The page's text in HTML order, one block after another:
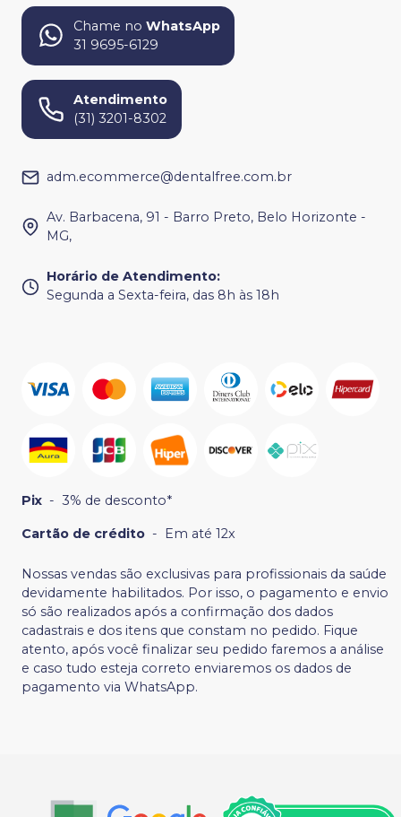
Chame no WhatsApp
31 9695-6129
Atendimento
(31) 3201-8302
adm.ecommerce@dentalfree.com.br
Av. Barbacena, 91 - Barro Preto, Belo Horizonte -
MG,
Horário de Atendimento:
Segunda a Sexta-feira, das 8h às 18h
Pix - 3% de desconto*
Cartão de crédito - Em até 12x
Nossas vendas são exclusivas para profissionais da saúde
devidamente habilitados. Por isso, o pagamento e envio
só são realizados após a confirmação dos dados
cadastrais e dos itens que constam no pedido. Fique
atento, após você finalizar seu pedido faremos a análise
e caso tudo esteja correto enviaremos os dados de
pagamento via WhatsApp.